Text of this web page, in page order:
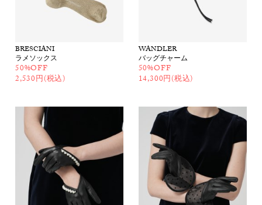
BRESCIANI
ラメソックス
50%OFF
2,530円(税込)
WANDLER
バッグチャーム
50%OFF
14,300円(税込)